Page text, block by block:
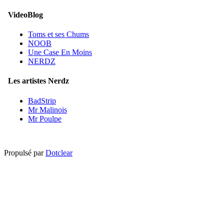
VideoBlog
Toms et ses Chums
NOOB
Une Case En Moins
NERDZ
Les artistes Nerdz
BadStrip
Mr Malinois
Mr Poulpe
Propulsé parDotclear